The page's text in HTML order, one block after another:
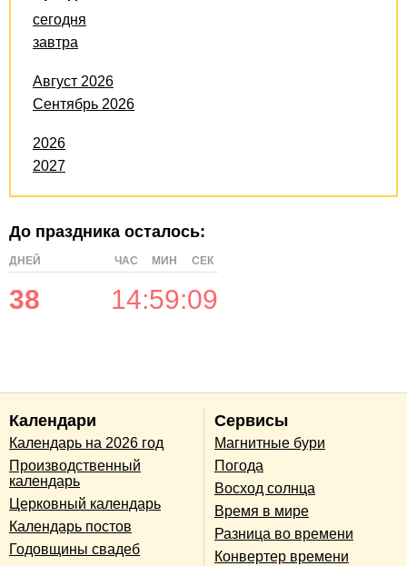
сегодня
завтра
Август 2026
Сентябрь 2026
2026
2027
До праздника осталось:
ДНЕЙ ЧАС МИН СЕК
38 14:59:09
Календари
Календарь на 2026 год
Производственный
календарь
Церковный календарь
Календарь постов
Годовщины свадеб
Сервисы
Магнитные бури
Погода
Восход солнца
Время в мире
Разница во времени
Конвертер времени